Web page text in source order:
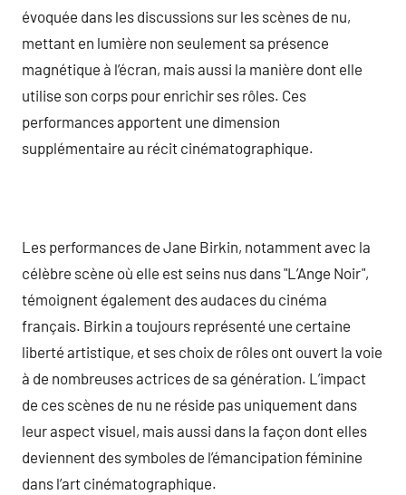
évoquée dans les discussions sur les scènes de nu,
mettant en lumière non seulement sa présence
magnétique à l’écran, mais aussi la manière dont elle
utilise son corps pour enrichir ses rôles. Ces
performances apportent une dimension
supplémentaire au récit cinématographique.
Les performances de Jane Birkin, notamment avec la
célèbre scène où elle est seins nus dans "L’Ange Noir",
témoignent également des audaces du cinéma
français. Birkin a toujours représenté une certaine
liberté artistique, et ses choix de rôles ont ouvert la voie
à de nombreuses actrices de sa génération. L’impact
de ces scènes de nu ne réside pas uniquement dans
leur aspect visuel, mais aussi dans la façon dont elles
deviennent des symboles de l’émancipation féminine
dans l’art cinématographique.